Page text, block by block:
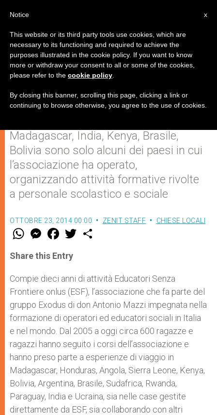
Educatori senza Frontiere: in
dieci anni formati 600 "angeli
della solidarietà"
Madagascar, India, Kenya, Brasile,
Bolivia sono solo alcuni dei paesi in cui
l’associazione ha operato,
organizzando attività formative rivolte
a personale scolastico e sociale
OTTOBRE 23, 2014 00:00 ZENIT STAFF CHIESE LOCALI
W
t
s
p
p
M
e
s
e
g
e
F
a
e
b
o
k
w
r
Share this Entry
Compie dieci anni di attività Educatori Senza
Frontiere onlus (ESF), l’associazione che fa parte del
gruppo Exodus di don Antonio Mazzi impegnata nella
formazione di operatori ed educatori sociali in Italia
e nel mondo. Dal 2005 a oggi circa 600 ragazze e
ragazzi hanno seguito i corsi dell’associazione e
hanno preso parte a esperienze di viaggio in
Madagascar, Honduras, Angola, Sierra Leone, Kenya,
Bolivia, Argentina, Brasile, Sudafrica, Rwanda,
Paraguay, India e Ucraina, sia nelle case gestite
direttamente da ESF, sia collaborando con altri
x
Notice
This website or its third party tools use cookies, which are
necessary to its functioning and required to achieve the
purposes illustrated in the cookie policy. If you want to know
more or withdraw your consent to all or some of the cookies,
please refer to the cookie policy
By closing this banner, scrolling this page, clicking a link or
continuing to browse otherwise, you agree to the use of cookies.